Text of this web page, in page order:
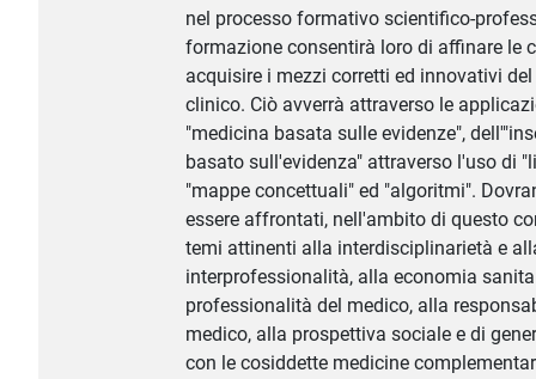
nel processo formativo scientifico-
formazione consentirà loro di affinare le
acquisire i mezzi corretti ed innovativi
clinico. Ciò avverrà attraverso le
"medicina basata sulle evidenze",
basato sull'evidenza" attraverso l'uso di
"mappe concettuali" ed "algoritmi".
essere affrontati, nell'ambito di questo
temi attinenti alla interdisciplinarietà e
interprofessionalità, alla economia
professionalità del medico, alla
medico, alla prospettiva sociale e di
con le cosiddette medicine